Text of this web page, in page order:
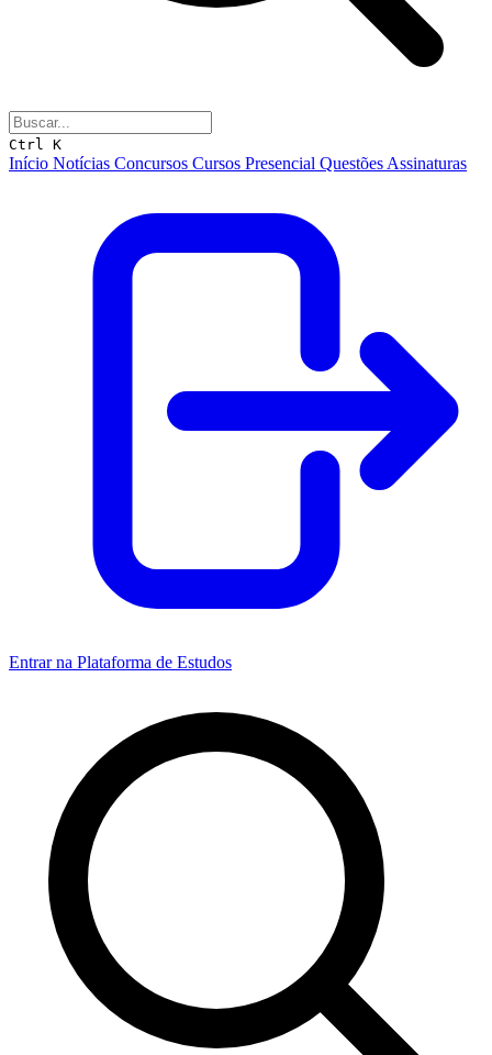
Ctrl K
Início Notícias Concursos Cursos Presencial Questões Assinaturas
Entrar na Plataforma de Estudos